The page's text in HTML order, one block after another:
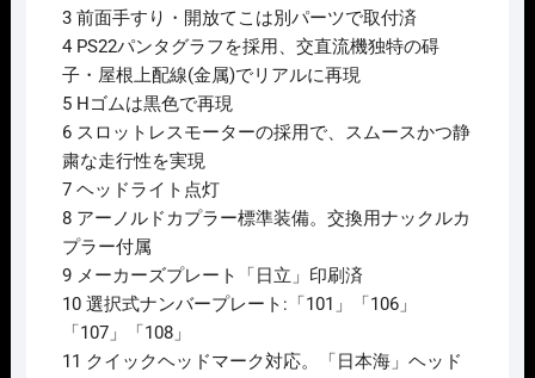
個
3 前面手すり・開放てこは別パーツで取付済
4 PS22パンタグラフを採用、交直流機独特の碍
子・屋根上配線(金属)でリアルに再現
5 Hゴムは黒色で再現
6 スロットレスモーターの採用で、スムースかつ静
粛な走行性を実現
7 ヘッドライト点灯
8 アーノルドカプラー標準装備。交換用ナックルカ
プラー付属
9 メーカーズプレート「日立」印刷済
10 選択式ナンバープレート:「101」「106」
「107」「108」
11 クイックヘッドマーク対応。「日本海」ヘッド